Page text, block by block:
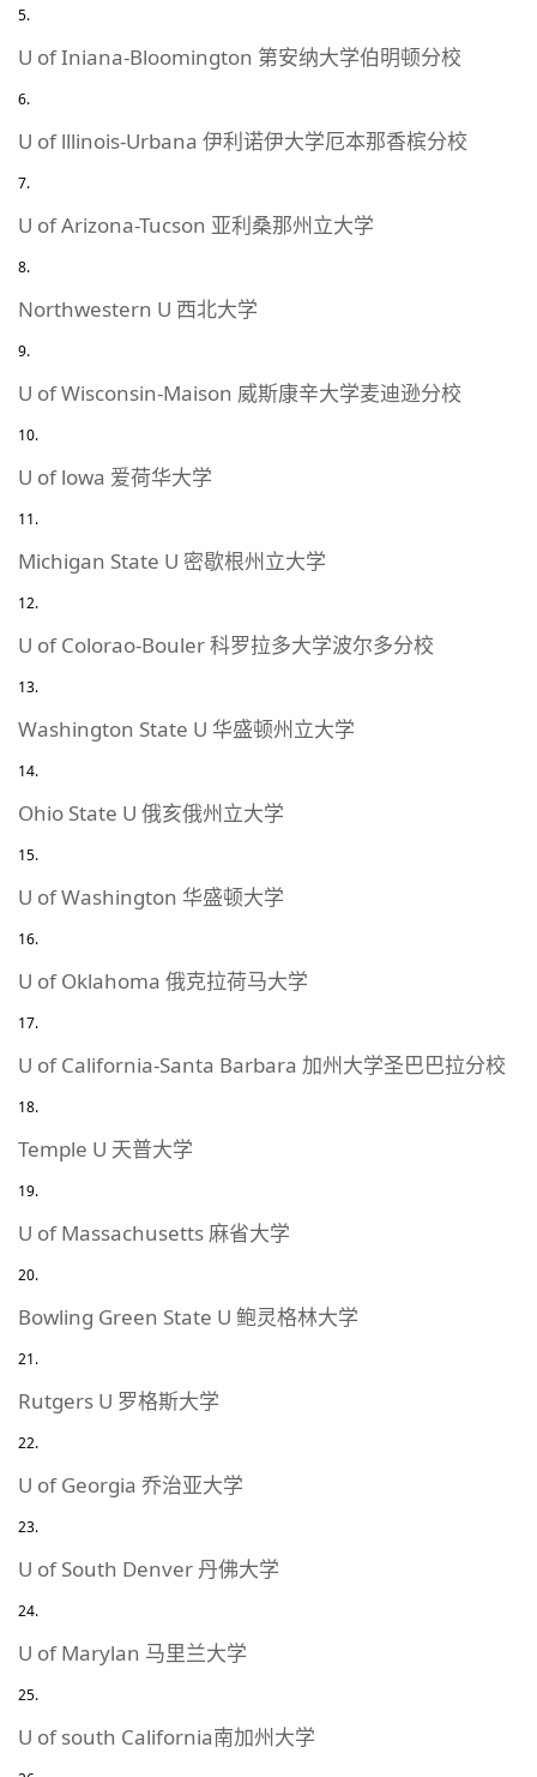
U of Iniana-Bloomington 第安纳大学伯明顿分校
U of lllinois-Urbana 伊利诺伊大学厄本那香槟分校
U of Arizona-Tucson 亚利桑那州立大学
Northwestern U 西北大学
U of Wisconsin-Maison 威斯康辛大学麦迪逊分校
U of lowa 爱荷华大学
Michigan State U 密歇根州立大学
U of Colorao-Bouler 科罗拉多大学波尔多分校
Washington State U 华盛顿州立大学
Ohio State U 俄亥俄州立大学
U of Washington 华盛顿大学
U of Oklahoma 俄克拉荷马大学
U of California-Santa Barbara 加州大学圣巴巴拉分校
Temple U 天普大学
U of Massachusetts 麻省大学
Bowling Green State U 鲍灵格林大学
Rutgers U 罗格斯大学
U of Georgia 乔治亚大学
U of South Denver 丹佛大学
U of Marylan 马里兰大学
U of south California南加州大学